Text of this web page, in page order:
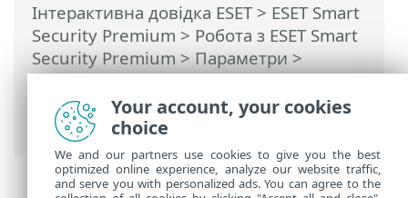
Інтерактивна довідка ESET> ESET Smart
Security Premium > Робота з ESET Smart
Security Premium>Параметри>
Інструменти захисту>Secure Data>
Створіть зашифрований віртуальний
диск
Your account, your cookies
choice
We and our partners use cookies to give you the best
optimized online experience, analyze our website traffic,
and serve you with personalized ads. You can agree to the